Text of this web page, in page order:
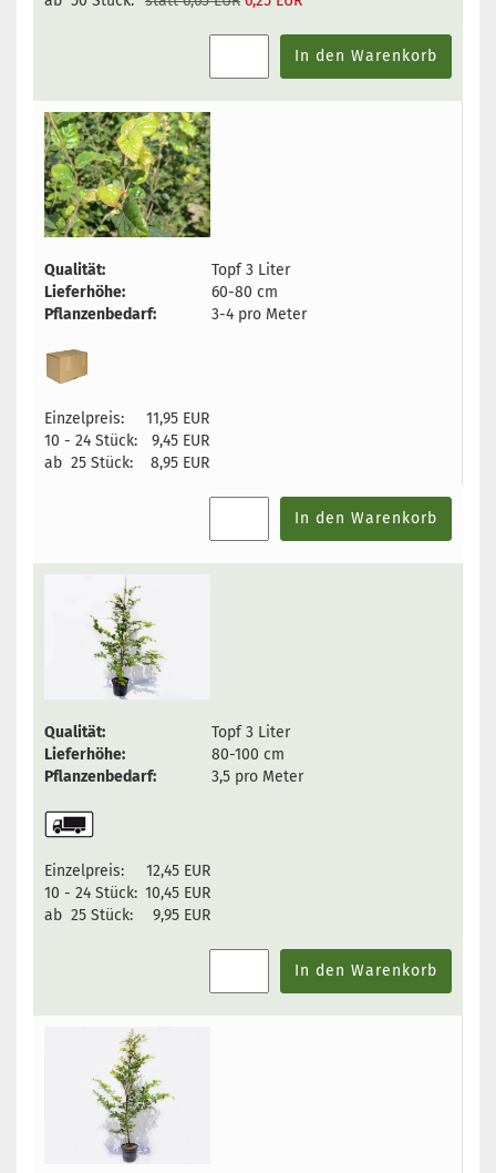
In den Warenkorb
Qualität:
Topf 3 Liter
Lieferhöhe:
60-80 cm
Pflanzenbedarf:
3-4 pro Meter
Einzelpreis:
11,95 EUR
10 - 24 Stück:
9,45 EUR
ab 25 Stück:
8,95 EUR
In den Warenkorb
Qualität:
Topf 3 Liter
Lieferhöhe:
80-100 cm
Pflanzenbedarf:
3,5 pro Meter
Einzelpreis:
12,45 EUR
10 - 24 Stück: 10,45 EUR
ab 25 Stück:
9,95 EUR
In den Warenkorb